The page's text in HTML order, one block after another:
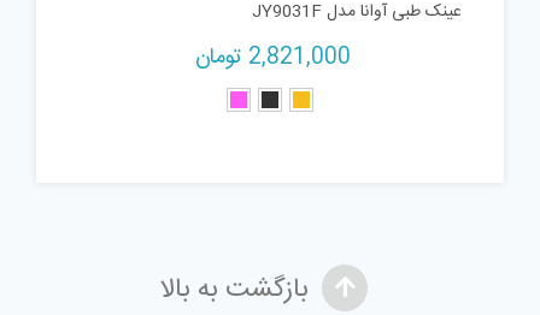
عینک طبی آوانا مدل JY9031F
2,821,000 تومان
بازگشت به بالا